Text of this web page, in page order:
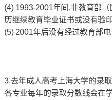
(4) 1993-2001年间,非教育部
历继续教育毕业证书或没有验
(5) 2001年后没有经过教育部电
3.去年成人高考上海大学的录取
各专业每年的录取分数线会在